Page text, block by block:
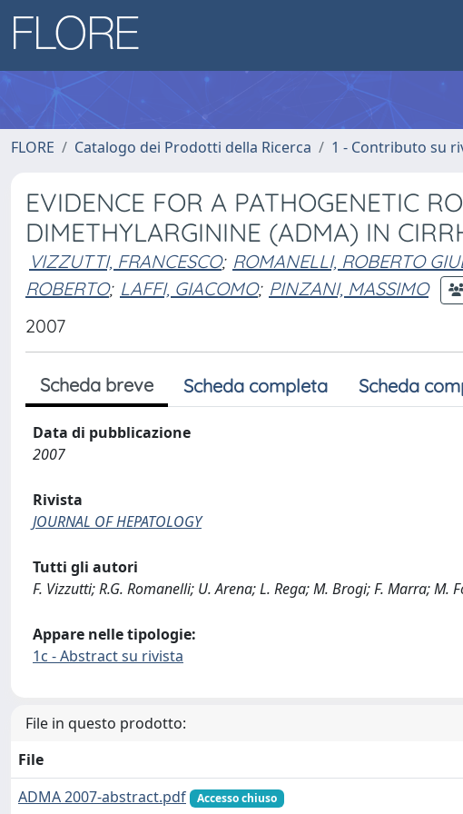
FLORE Catalogo dei Prodotti della Ricerca 1 - Contributo su
EVIDENCE FOR A PATHOGENETIC
DIMETHYLARGININE (ADMA) IN
VIZZUTTI, FRANCESCO; ROMANELLI, ROBERTO
ROBERTO; LAFFI, GIACOMO; PINZANI, MASSIMO
2007
Scheda breve Scheda completa Scheda
Data di pubblicazione
2007
Rivista
JOURNAL OF HEPATOLOGY
Tutti gli autori
F. Vizzutti; R.G. Romanelli; U. Arena; L. Rega; M. Brogi; F. Marra; M.
Appare nelle tipologie:
1c - Abstract su rivista
File in questo prodotto:
File
ADMA 2007-abstract.pdf
Accesso chiuso